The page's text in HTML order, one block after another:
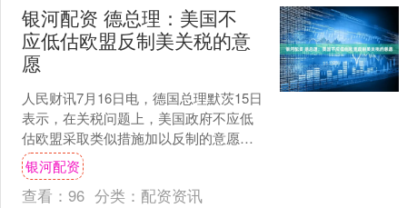
银河配资 德总理：美国不
应低估欧盟反制美关税的意
愿
人民财讯7月16日电，德国总理默茨15日
表示，在关税问题上，美国政府不应低
估欧盟采取类似措施加以反制的意愿。
默茨当天在德国南部巴伐利亚州与州长
索德尔举行的一场....
银河配资
查看： 96 分类： 配资资讯